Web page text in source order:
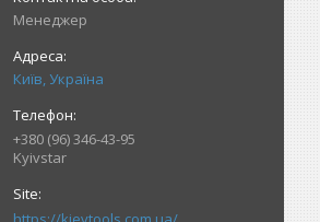
Менеджер
Київ, Україна
+380 (96) 346-43-95
Kyivstar